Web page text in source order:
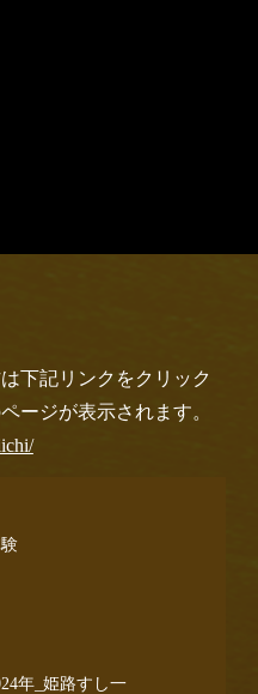
下記リンクをクリック
ージが表示されます。
年_姫路すし一